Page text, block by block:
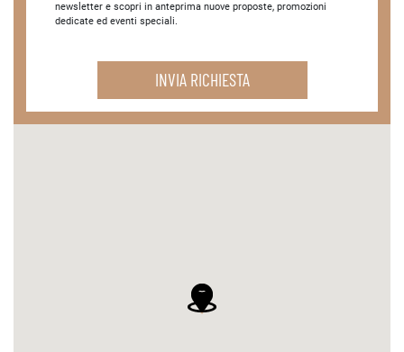
newsletter e scopri in anteprima nuove proposte, promozioni
dedicate ed eventi speciali.
INVIA RICHIESTA